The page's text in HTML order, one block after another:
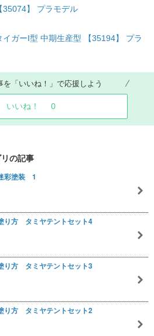
35074】 プラモデル
ガーI型 中期生産型 【35194】 プラ
を「いいね！」で応援しよう
いいね！ 0
の記事
彩塗装 1
り方 タミヤテントセット4
り方 タミヤテントセット3
り方 タミヤテントセット2